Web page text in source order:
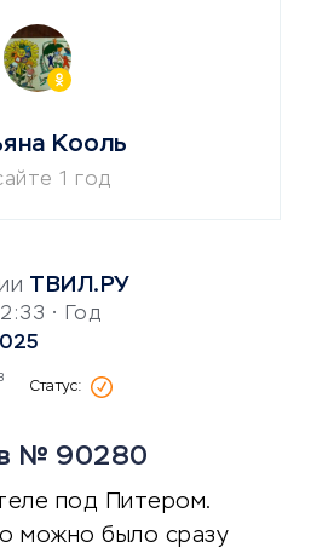
ТВИЛ.РУ
• Год
№ 90280
под Питером.
можно было сразу
Кооль
1 год